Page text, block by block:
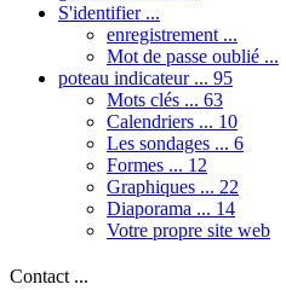
S'identifier ...
enregistrement ...
Mot de passe oublié ...
poteau indicateur ... 95
Mots clés ... 63
Calendriers ... 10
Les sondages ... 6
Formes ... 12
Graphiques ... 22
Diaporama ... 14
Votre propre site web
Contact ...